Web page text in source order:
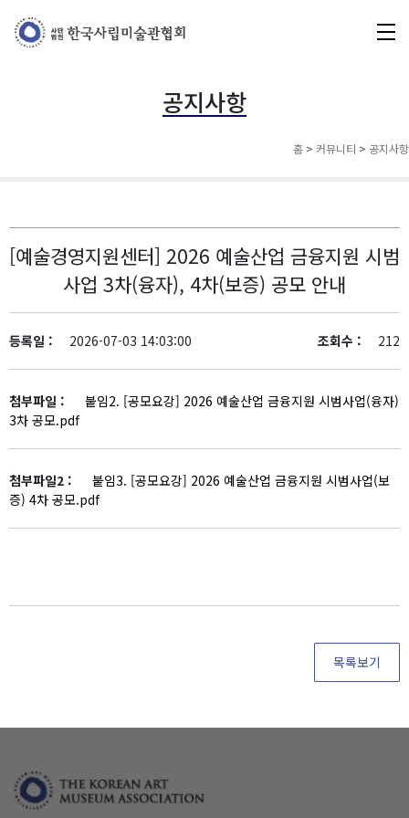
공지사항
홈 > 커뮤니티 > 공지사항
[예술경영지원센터] 2026 예술산업 금융지원 시범
사업 3차(융자), 4차(보증) 공모 안내
등록일 : 2026-07-03 14:03:00 조회수 : 212
첨부파일 :
붙임2. [공모요강] 2026 예술산업 금융지원 시범사업(융자)
3차 공모.pdf
첨부파일2 :
붙임3. [공모요강] 2026 예술산업 금융지원 시범사업(보
증) 4차 공모.pdf
목록보기